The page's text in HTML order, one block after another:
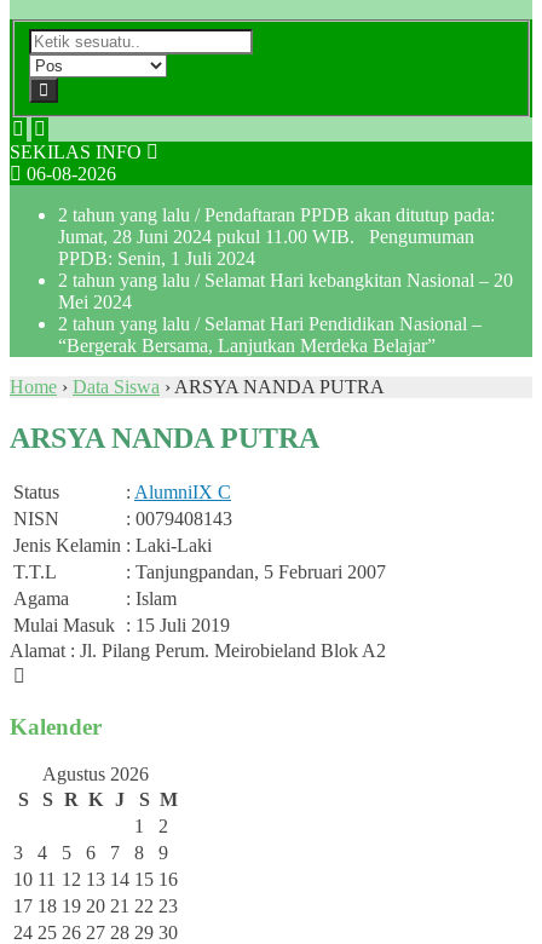
SEKILAS INFO
06-08-2026
2 tahun yang lalu / Pendaftaran PPDB akan ditutup pada:
Jumat, 28 Juni 2024 pukul 11.00 WIB. Pengumuman
PPDB: Senin, 1 Juli 2024
2 tahun yang lalu / Selamat Hari kebangkitan Nasional – 20
Mei 2024
2 tahun yang lalu / Selamat Hari Pendidikan Nasional –
“Bergerak Bersama, Lanjutkan Merdeka Belajar”
Home › Data Siswa › ARSYA NANDA PUTRA
ARSYA NANDA PUTRA
Status : AlumniIX C
NISN
: 0079408143
Jenis Kelamin : Laki-Laki
T.T.L
: Tanjungpandan, 5 Februari 2007
Agama
: Islam
Mulai Masuk : 15 Juli 2019
Alamat : Jl. Pilang Perum. Meirobieland Blok A2
Kalender
Agustus 2026
S
S R K J S M
1
2
3
4 5 6 7 8
9
10 11 12 13 14 15 16
17 18 19 20 21 22 23
24 25 26 27 28 29 30